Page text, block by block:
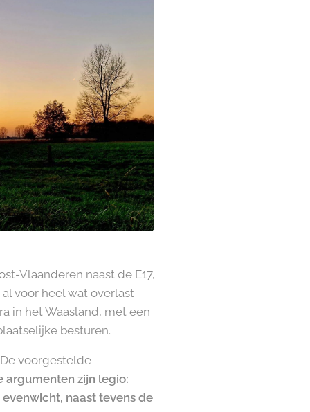
Vlaanderen naast de E17,
voor heel wat overlast
in het Waasland, met een
besturen.
voorgestelde
argumenten zijn legio:
naast tevens de